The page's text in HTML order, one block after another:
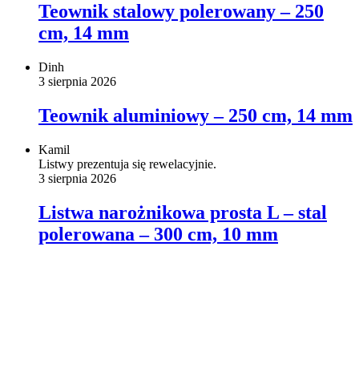
Teownik stalowy polerowany – 250
cm, 14 mm
Dinh
3 sierpnia 2026
Teownik aluminiowy – 250 cm, 14 mm
Kamil
Listwy prezentuja się rewelacyjnie.
3 sierpnia 2026
Listwa narożnikowa prosta L – stal
polerowana – 300 cm, 10 mm